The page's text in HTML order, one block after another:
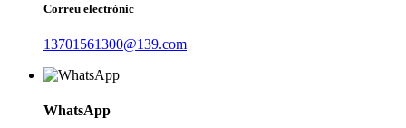
Correu electrònic
13701561300@139.com
WhatsApp